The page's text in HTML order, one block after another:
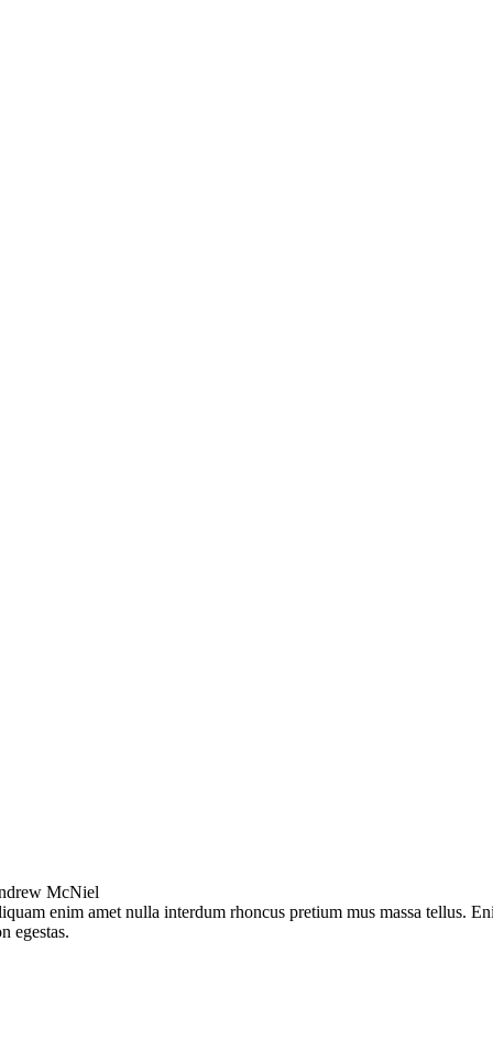
McNiel
enim amet nulla interdum rhoncus pretium mus massa tellus.
egestas.